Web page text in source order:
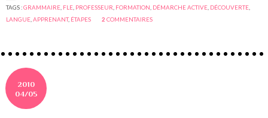
TAGS :GRAMMAIRE FLE PROFESSEUR FORMATION DÉMARCHE ACTIVE DÉCOUVERTE
LANGUE ,APPRENANT, ÉTAPES 2 COMMENTAIRES
2010
04/05